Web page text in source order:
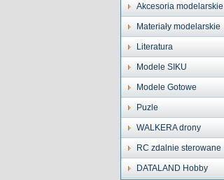
Akcesoria modelarskie
Materiały modelarskie
Literatura
Modele SIKU
Modele Gotowe
Puzle
WALKERA drony
RC zdalnie sterowane
DATALAND Hobby